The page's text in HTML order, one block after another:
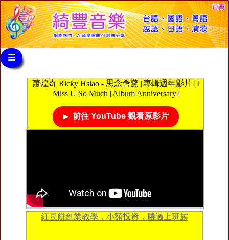
≡
蕭煌奇 Ricky Hsiao - 思念會驚 [專輯週年影片] I
Miss U So Much [Album Anniversary]
前往 YouTube 觀看原影片
紅豆餅創業教學，小額投資，勝過上班族